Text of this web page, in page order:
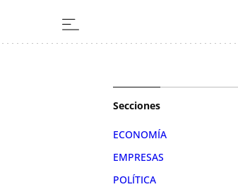
Secciones
ECONOMÍA
EMPRESAS
POLÍTICA